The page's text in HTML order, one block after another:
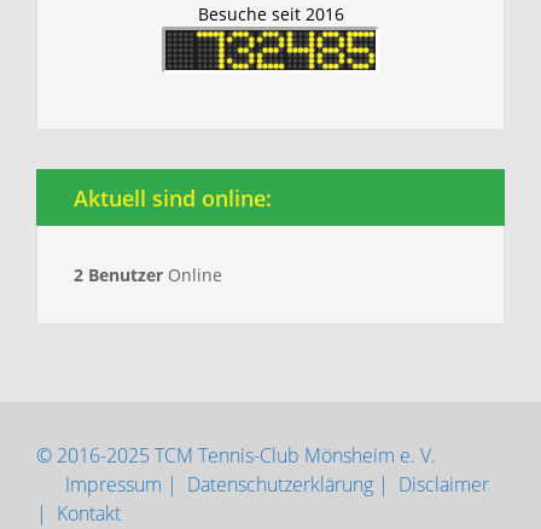
Besuche seit 2016
Aktuell sind online:
2 Benutzer Online
© 2016-2025 TCM Tennis-Club Mönsheim e. V.
Impressum | Datenschutzerklärung | Disclaimer
| Kontakt